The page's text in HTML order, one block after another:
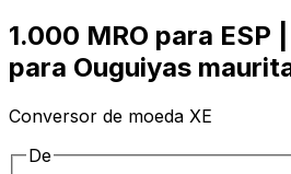
1.000 MRO para ESP
para Ouguiyas
Conversor de moeda XE
De